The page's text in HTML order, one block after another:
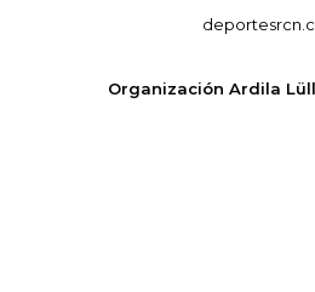
Organización Ardila